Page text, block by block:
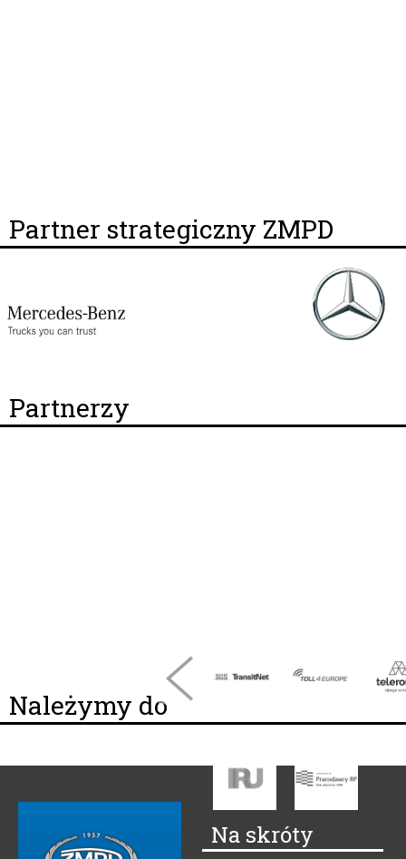
Partner strategiczny ZMPD
Partnerzy
Należymy do
Na skróty